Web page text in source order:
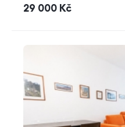
cena
29 000 Kč